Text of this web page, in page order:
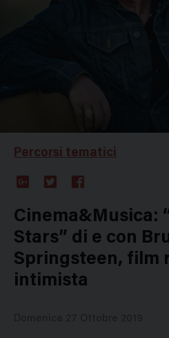
Percorsi tematici
Plus
Cinema&Musica:
Stars” di e con
Springsteen, film
intimista